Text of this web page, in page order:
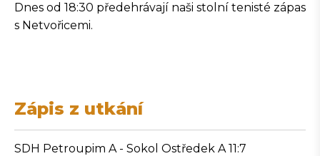
Dnes od 18:30 předehrávají naši stolní tenisté zápas
s Netvořicemi.
Zápis z utkání
SDH Petroupim A - Sokol Ostředek A 11:7